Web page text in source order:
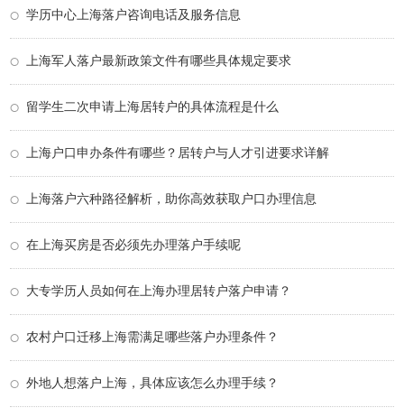
学历中心上海落户咨询电话及服务信息
上海军人落户最新政策文件有哪些具体规定要求
留学生二次申请上海居转户的具体流程是什么
上海户口申办条件有哪些？居转户与人才引进要求详解
上海落户六种路径解析，助你高效获取户口办理信息
在上海买房是否必须先办理落户手续呢
大专学历人员如何在上海办理居转户落户申请？
农村户口迁移上海需满足哪些落户办理条件？
外地人想落户上海，具体应该怎么办理手续？